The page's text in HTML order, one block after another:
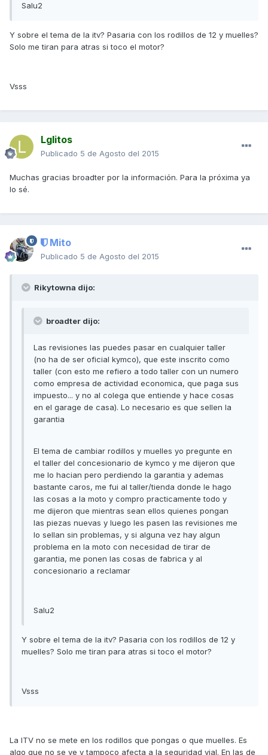
Salu2
Y sobre el tema de la itv? Pasaria con los rodillos de 12 y muelles?
Solo me tiran para atras si toco el motor?
Vsss
Lglitos
Publicado 5 de Agosto del 2015
Muchas gracias broadter por la información. Para la próxima ya
lo sé.
Mito
Publicado 5 de Agosto del 2015
Rikytowna dijo:
broadter dijo:
Las revisiones las puedes pasar en cualquier taller
(no ha de ser oficial kymco), que este inscrito como
taller (con esto me refiero a todo taller con un numero
como empresa de actividad economica, que paga sus
impuesto... y no al colega que entiende y hace cosas
en el garage de casa). Lo necesario es que sellen la
garantia
El tema de cambiar rodillos y muelles yo pregunte en
el taller del concesionario de kymco y me dijeron que
me lo hacian pero perdiendo la garantia y ademas
bastante caros, me fui al taller/tienda donde le hago
las cosas a la moto y compro practicamente todo y
me dijeron que mientras sean ellos quienes pongan
las piezas nuevas y luego les pasen las revisiones me
lo sellan sin problemas, y si alguna vez hay algun
problema en la moto con necesidad de tirar de
garantia, me ponen las cosas de fabrica y al
concesionario a reclamar
Salu2
Y sobre el tema de la itv? Pasaria con los rodillos de 12 y
muelles? Solo me tiran para atras si toco el motor?
Vsss
La ITV no se mete en los rodillos que pongas o que muelles. Es
algo que no se ve y tampoco afecta a la seguridad vial. En las de